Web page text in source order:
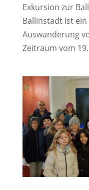
Exkursion zur
Ballinstadt ist
Auswanderung
Zeitraum vom